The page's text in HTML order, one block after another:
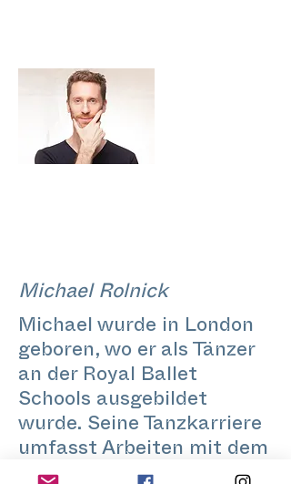
Michael Rolnick
Michael wurde in London
geboren, wo er als Tänzer
an der Royal Ballet
Schools ausgebildet
wurde. Seine Tanzkarriere
umfasst Arbeiten mit dem
Northern Ballet Theatre,